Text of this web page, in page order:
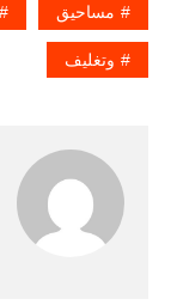
مساحيق
وتغليف